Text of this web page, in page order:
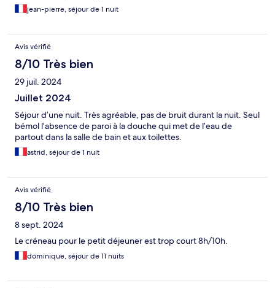
jean-pierre, séjour de 1 nuit
Avis vérifié
8/10 Très bien
29 juil. 2024
Juillet 2024
Séjour d’une nuit. Très agréable, pas de bruit durant la nuit. Seul
bémol l’absence de paroi à la douche qui met de l’eau de
partout dans la salle de bain et aux toilettes.
astrid, séjour de 1 nuit
Avis vérifié
8/10 Très bien
8 sept. 2024
Le créneau pour le petit déjeuner est trop court 8h/10h.
dominique, séjour de 11 nuits